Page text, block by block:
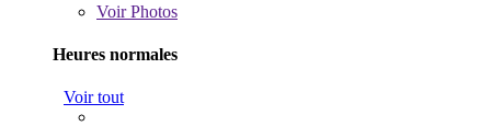
VoirPhotos
Heures normales
Voir tout